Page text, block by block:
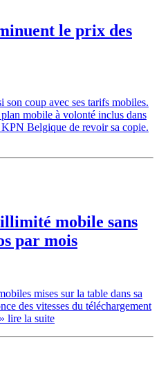
le prix des
son coup avec ses tarifs mobiles.
mobile à volonté inclus dans
Belgique de revoir sa copie.
mobile sans
par mois
mises sur la table dans sa
des vitesses du téléchargement
» lire la suite